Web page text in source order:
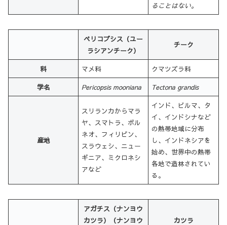
ることはない。
ペリコプシス（ユー
ラシアンチーク）
チーク
科 マメ科 クマツズラ科
学名 Pericopsis mooniana Tectona grandis
産地
スリランカからマラ
ヤ、スマトラ、ボル
ネオ、フィリピン、
スラウェシ、ニュー
ギニア、ミクロネシ
アなど
インド、ビルマ、タ
イ、インドシナなど
の熱帯地域に分布
し、インドネシアを
始め、世界中の熱帯
各地で造林されてい
る。
アガチス（ナンヨウ
カツラ）（ナンヨウ
カツラ